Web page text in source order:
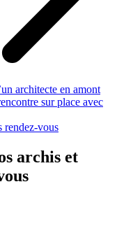
architecte en amont
sur place avec
rendez-vous
archis et